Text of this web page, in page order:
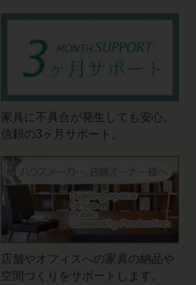
家具に不具合が発生しても安心。
信頼の3ヶ月サポート。
店舗やオフィスへの家具の納品や
空間づくりをサポートします。